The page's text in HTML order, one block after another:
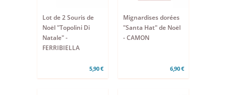
Lot de 2 Souris de
Noël "Topolini Di
Natale" -
FERRIBIELLA
5,90 €
Mignardises dorées
"Santa Hat" de Noël
- CAMON
6,90 €